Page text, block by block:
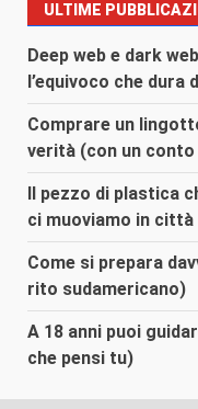
ULTIME
Deep web e dark
l’equivoco che dura
Comprare un
verità (con un
Il pezzo di plastica
ci muoviamo in città
Come si prepara
rito sudamericano)
A 18 anni puoi
che pensi tu)